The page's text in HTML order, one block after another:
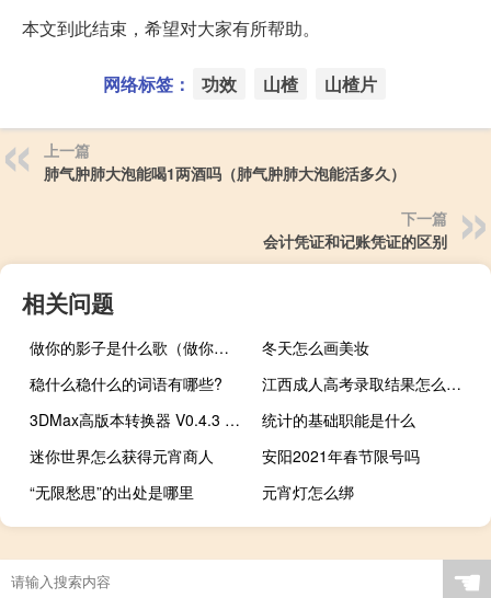
本文到此结束，希望对大家有所帮助。
网络标签： 功效 山楂 山楂片
上一篇
肺气肿肺大泡能喝1两酒吗（肺气肿肺大泡能活多久）
下一篇
会计凭证和记账凭证的区别
相关问题
做你的影子是什么歌（做你的影子）
冬天怎么画美妆
稳什么稳什么的词语有哪些?
江西成人高考录取结果怎么查询
3DMax高版本转换器 V0.4.3 绿色免费版（3DMax高版本转换器 V0.4.3 绿色免费版功能简介）
统计的基础职能是什么
迷你世界怎么获得元宵商人
安阳2021年春节限号吗
“无限愁思”的出处是哪里
元宵灯怎么绑
☚